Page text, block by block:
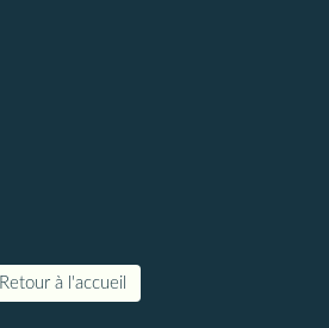
Retour à l'accueil